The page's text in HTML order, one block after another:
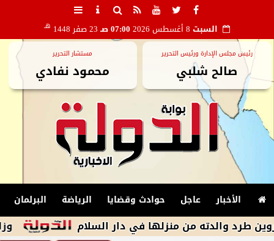
السبت 07:00 صـ 23 صفر 1448 هـ
رئيس مجلس الإدارة ورئيس التحرير
صالح شلبي
مستشار التحرير
محمود نفادي
الأخبار عاجل حوادث وقضايا الرياضة البرلمان
وزارة من منزلها في دار السلام